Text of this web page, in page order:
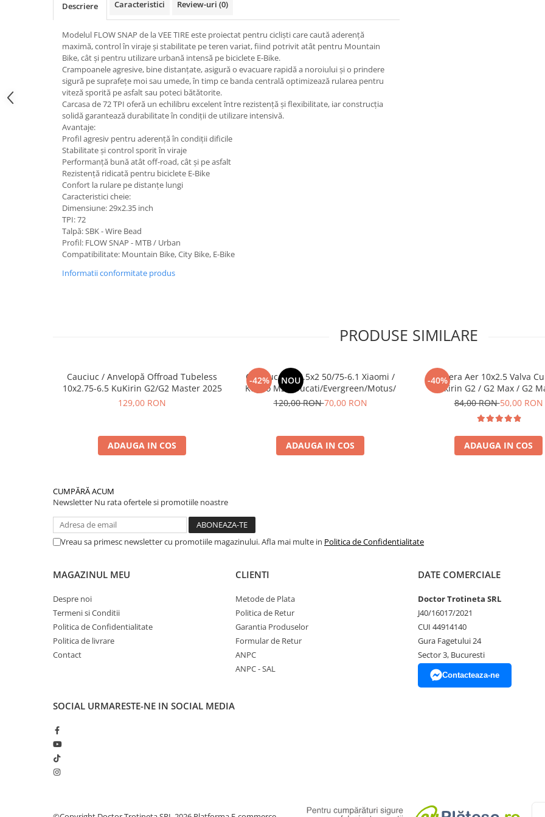
trotinete-electrice
https://www.doctortrotineta.ro/cauciucuri-
cauciucuri-bicicleta
Camere bicicleta
Cauciuc tubeless cu GEL antipană
Trotinete electrice
Biciclete Electrice
Anvelope moto
Camere moto
Anvelope ATV
Cauciucuri bicicleta
Anvelope și Camere Utilaje
https://www.doctortrotineta.ro/plata-
forceOriginalForEdit=1&preview=00681
Descriere Caracteristici Review-uri (0)
Modelul FLOW SNAP de la VEE TIRE este proiectat pentru cicliști care caută aderență
maximă, control în viraje și stabilitate pe teren variat, fiind potrivit atât pentru Mountain
Bike, cât și pentru utilizare urbană intensă pe biciclete E-Bike.
Crampoanele agresive, bine distanțate, asigură o evacuare rapidă a noroiului și o prindere
sigură pe suprafețe moi sau umede, în timp ce banda centrală optimizează rularea pentru
viteză sporită pe asfalt sau poteci bătătorite.
Carcasa de 72 TPI oferă un echilibru excelent între rezistență și flexibilitate, iar construcția
solidă garantează durabilitate în condiții de utilizare intensivă.
Avantaje:
Profil agresiv pentru aderență în condiții dificile
Stabilitate și control sporit în viraje
Performanță bună atât off-road, cât și pe asfalt
Rezistență ridicată pentru biciclete E-Bike
Confort la rulare pe distanțe lungi
Caracteristici cheie:
Dimensiune: 29x2.35 inch
TPI: 72
Talpă: SBK - Wire Bead
Profil: FLOW SNAP - MTB / Urban
Compatibilitate: Mountain Bike, City Bike, E-Bike
Informatii conformitate produs
PRODUSE SIMILARE
Cauciuc / Anvelopă Offroad Tubeless
10x2.75-6.5 KuKirin G2/G2 Master 2025
129,00 RON
ADAUGA IN COS
-42% NOU
Cauciuc Plin 8.5x2 50/75-6.1 Xiaomi /
Kugoo M2 / Ducati/Evergreen/Motus/
120,00 RON70,00 RON
ADAUGA IN COS
-40%
Camera Aer 10x2.5 Valva
Kukirin G2 / G2 Max / G2
84,00 RON50,00 RON
ADAUGA IN COS
CUMPĂRĂ ACUM
Newsletter Nu rata ofertele si promotiile noastre
Vreau sa primesc newsletter cu promotiile magazinului. Afla mai multe in Politica de Confidentialitate
MAGAZINUL MEU
Despre noi
Termeni si Conditii
Politica de Confidentialitate
Politica de livrare
Contact
CLIENTI
Metode de Plata
Politica de Retur
Garantia Produselor
Formular de Retur
ANPC
ANPC - SAL
DATE COMERCIALE
Doctor Trotineta SRL
J40/16017/2021
CUI 44914140
Gura Fagetului 24
Sector 3, Bucuresti
Contacteaza-ne
SOCIAL URMARESTE-NE IN SOCIAL MEDIA